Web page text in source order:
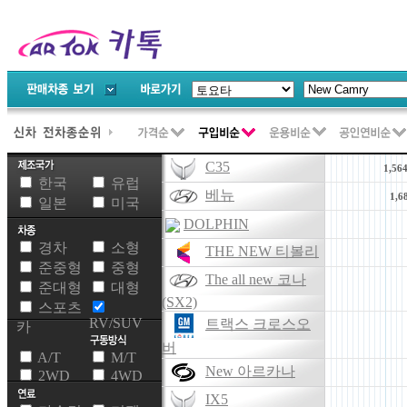
한국
유럽
일본
미국
경차
소형
준중형
중형
준대형
대형
스포츠
카
RV/SUV
A/T
M/T
2WD
4WD
C35 1,564
베뉴
DOLPHIN
THE NEW 티볼리
The all new 코나
(SX2)
트랙스 크로스오
버
New 아르카나
IX5